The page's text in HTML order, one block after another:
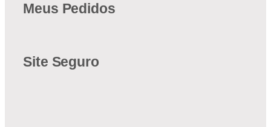
Meus Pedidos
Site Seguro